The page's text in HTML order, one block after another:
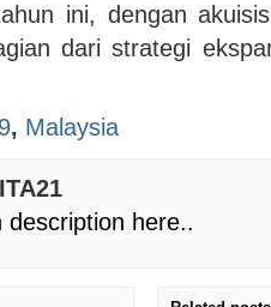
ini, dengan
dari strategi
, Malaysia
description here..